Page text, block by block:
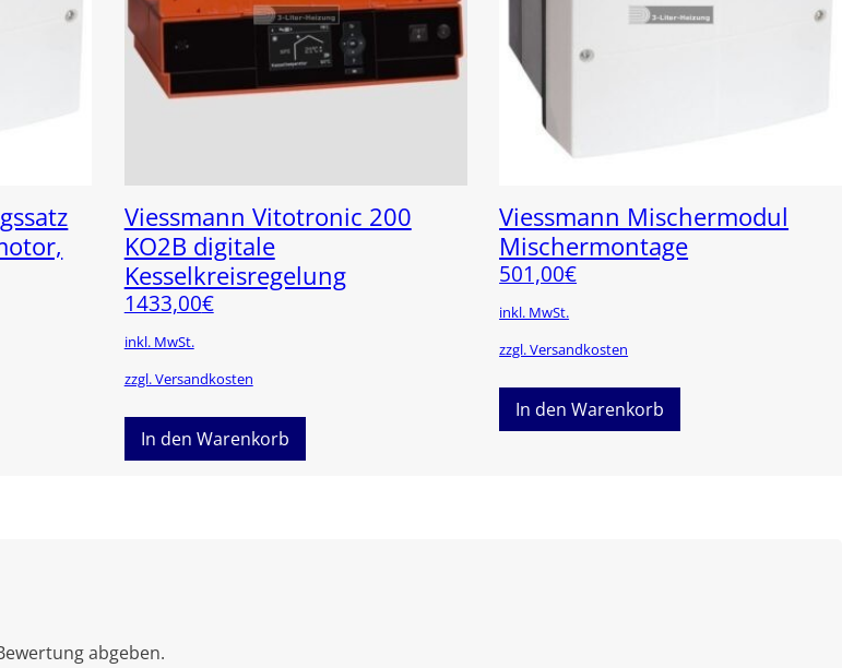
Viessmann Vitotronic 200
KO2B digitale
Kesselkreisregelung
1433,00€
inkl. MwSt.
zzgl. Versandkosten
In den Warenkorb
Viessmann Mischermodul
Mischermontage
501,00€
inkl. MwSt.
zzgl. Versandkosten
In den Warenkorb
abgeben.